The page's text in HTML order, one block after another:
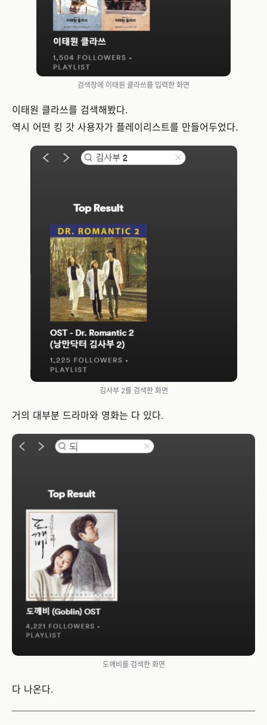
검색창에 이태원 클라쓰를 입력한 화면
이태원 클라쓰를 검색해봤다.
역시 어떤 킹 갓 사용자가 플레이리스트를 만들어두었다.
김사부 2를 검색한 화면
거의 대부분 드라마와 영화는 다 있다.
도깨비를 검색한 화면
다 나온다.